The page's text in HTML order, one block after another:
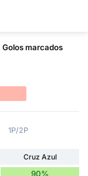
Golos marcados
1P/2P
Cruz Azul
90%